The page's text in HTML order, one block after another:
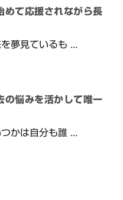
めて応援されながら長
夢見ているも ...
の悩みを活かして唯一
かは自分も誰 ...